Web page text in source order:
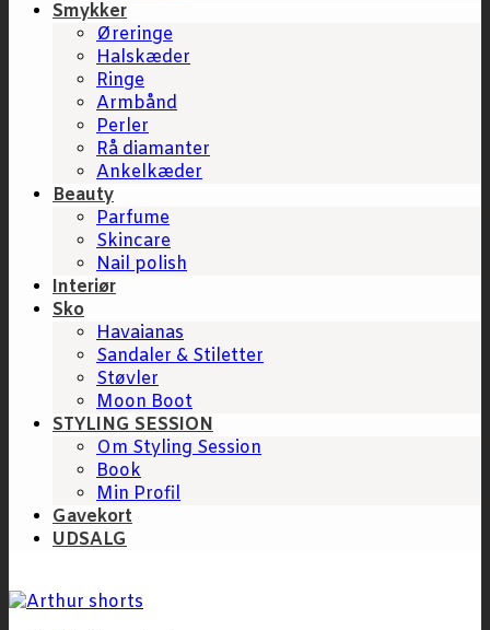
Smykker
Øreringe
Halskæder
Ringe
Armbånd
Perler
Rå diamanter
Ankelkæder
Beauty
Parfume
Skincare
Nail polish
Interiør
Sko
Havaianas
Sandaler & Stiletter
Støvler
Moon Boot
STYLING SESSION
Om Styling Session
Book
Min Profil
Gavekort
UDSALG